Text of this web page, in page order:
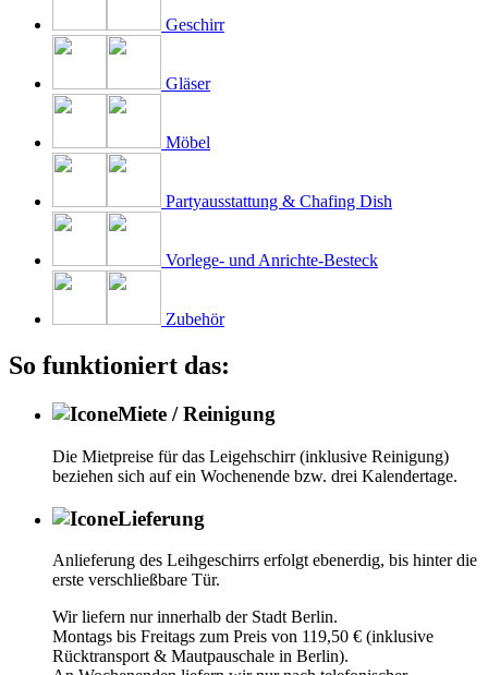
Geschirr
Gläser
Möbel
Partyausstattung & Chafing Dish
Vorlege- und Anrichte-Besteck
Zubehör
So funktioniert das:
Miete / Reinigung
Die Mietpreise für das Leigehschirr (inklusive Reinigung)
beziehen sich auf ein Wochenende bzw. drei Kalendertage.
Lieferung
Anlieferung des Leihgeschirrs erfolgt ebenerdig, bis hinter die
erste verschließbare Tür.
Wir liefern nur innerhalb der Stadt Berlin.
Montags bis Freitags zum Preis von 119,50 € (inklusive
Rücktransport & Mautpauschale in Berlin).